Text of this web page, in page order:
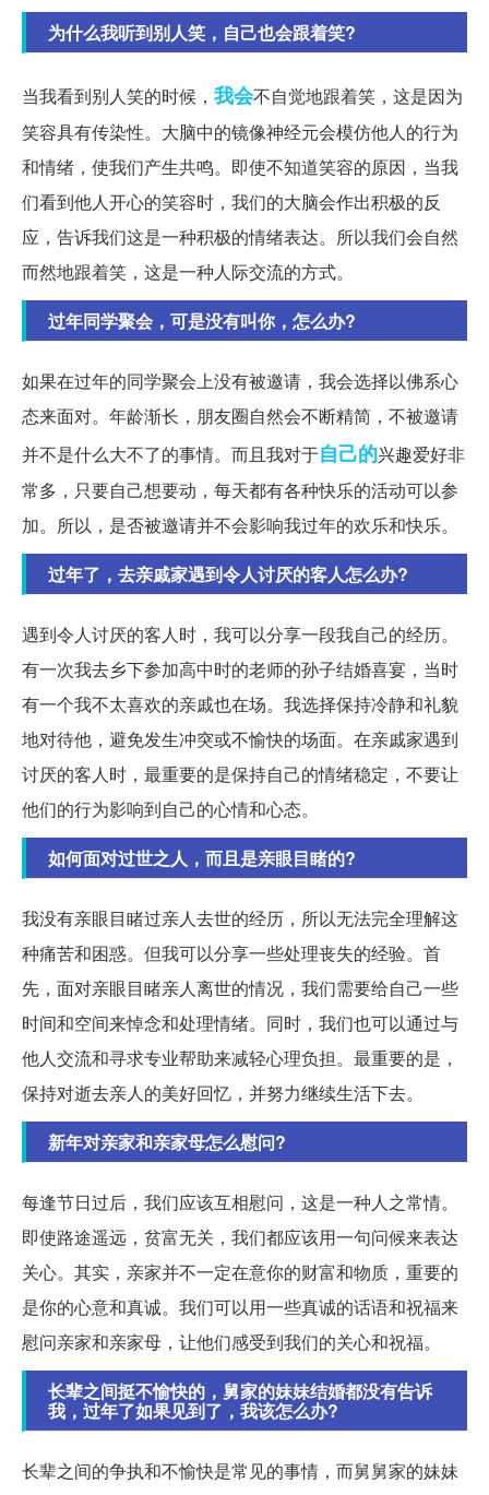
为什么我听到别人笑，自己也会跟着笑?
当我看到别人笑的时候， 我会不自觉地跟着笑，这是因为
笑容具有传染性。大脑中的镜像神经元会模仿他人的行为
和情绪，使我们产生共鸣。即使不知道笑容的原因，当我
们看到他人开心的笑容时，我们的大脑会作出积极的反
应，告诉我们这是一种积极的情绪表达。所以我们会自然
而然地跟着笑，这是一种人际交流的方式。
过年同学聚会，可是没有叫你，怎么办?
如果在过年的同学聚会上没有被邀请，我会选择以佛系心
态来面对。年龄渐长，朋友圈自然会不断精简，不被邀请
并不是什么大不了的事情。而且我对于自己的兴趣爱好非
常多，只要自己想要动，每天都有各种快乐的活动可以参
加。所以，是否被邀请并不会影响我过年的欢乐和快乐。
过年了，去亲戚家遇到令人讨厌的客人怎么办?
遇到令人讨厌的客人时，我可以分享一段我自己的经历。
有一次我去乡下参加高中时的老师的孙子结婚喜宴，当时
有一个我不太喜欢的亲戚也在场。我选择保持冷静和礼貌
地对待他，避免发生冲突或不愉快的场面。在亲戚家遇到
讨厌的客人时，最重要的是保持自己的情绪稳定，不要让
他们的行为影响到自己的心情和心态。
如何面对过世之人，而且是亲眼目睹的?
我没有亲眼目睹过亲人去世的经历，所以无法完全理解这
种痛苦和困惑。但我可以分享一些处理丧失的经验。首
先，面对亲眼目睹亲人离世的情况，我们需要给自己一些
时间和空间来悼念和处理情绪。同时，我们也可以通过与
他人交流和寻求专业帮助来减轻心理负担。最重要的是，
保持对逝去亲人的美好回忆，并努力继续生活下去。
新年对亲家和亲家母怎么慰问?
每逢节日过后，我们应该互相慰问，这是一种人之常情。
即使路途遥远，贫富无关，我们都应该用一句问候来表达
关心。其实，亲家并不一定在意你的财富和物质，重要的
是你的心意和真诚。我们可以用一些真诚的话语和祝福来
慰问亲家和亲家母，让他们感受到我们的关心和祝福。
长辈之间挺不愉快的，舅家的妹妹结婚都没有告诉
我，过年了如果见到了，我该怎么办?
长辈之间的争执和不愉快是常见的事情，而舅舅家的妹妹